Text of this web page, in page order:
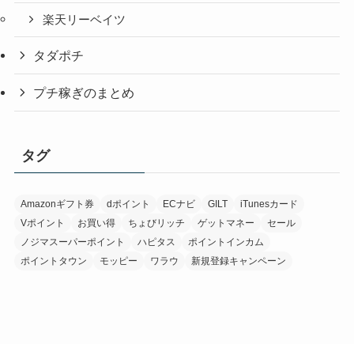
楽天リーベイツ
タダポチ
プチ稼ぎのまとめ
タグ
Amazonギフト券 dポイント ECナビ GILT
iTunesカード
Vポイント
お買い得 ちょびリッチ ゲットマネー
セール
ノジマスーパーポイント
ハピタス
ポイントインカム
ポイントタウン
モッピー ワラウ 新規登録キャンペーン